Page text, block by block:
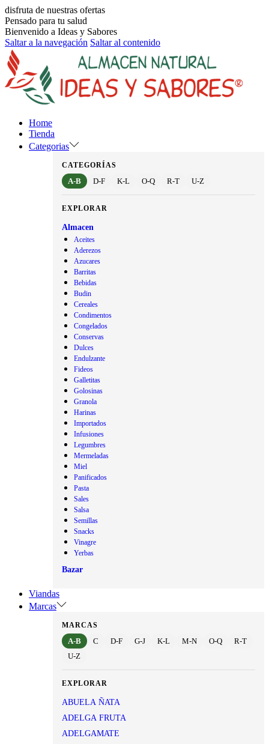
disfruta de nuestras ofertas
Pensado para tu salud
Bienvenido a Ideas y Sabores
Saltar a la navegación Saltar al contenido
Home
Tienda
Categorias
CATEGORÍAS
A-B D-F K-L O-Q R-T U-Z
EXPLORAR
Almacen
Aceites
Aderezos
Azucares
Barritas
Bebidas
Budin
Cereales
Condimentos
Congelados
Conservas
Dulces
Endulzante
Fideos
Galletitas
Golosinas
Granola
Harinas
Importados
Infusiones
Legumbres
Mermeladas
Miel
Panificados
Pasta
Sales
Salsa
Semillas
Snacks
Vinagre
Yerbas
Bazar
Viandas
Marcas
MARCAS
A-B C D-F G-J K-L M-N O-Q
R-T
U-Z
EXPLORAR
ABUELA ÑATA
ADELGA FRUTA
ADELGAMATE